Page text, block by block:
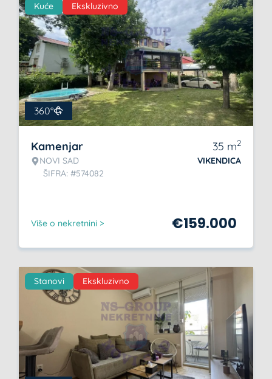
Kuće Ekskluzivno
360°
Kamenjar
NOVI SAD
ŠIFRA: #574082
35 m2
VIKENDICA
Više o nekretnini > €159.000
Stanovi Ekskluzivno